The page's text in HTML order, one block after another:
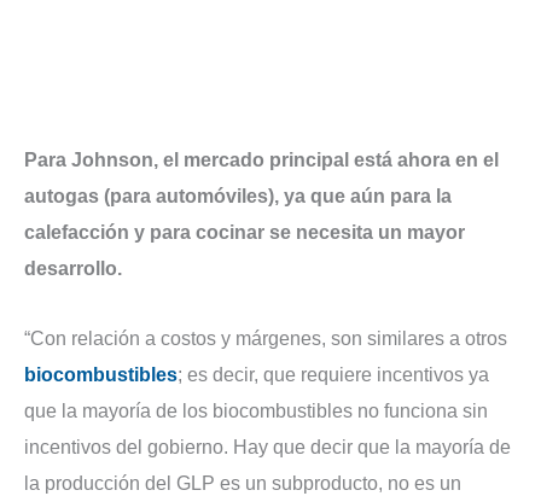
Para Johnson, el mercado principal está ahora en el
autogas (para automóviles), ya que aún para la
calefacción y para cocinar se necesita un mayor
desarrollo.
“Con relación a costos y márgenes, son similares a otros
biocombustibles; es decir, que requiere incentivos ya
que la mayoría de los biocombustibles no funciona sin
incentivos del gobierno. Hay que decir que la mayoría de
la producción del GLP es un subproducto, no es un